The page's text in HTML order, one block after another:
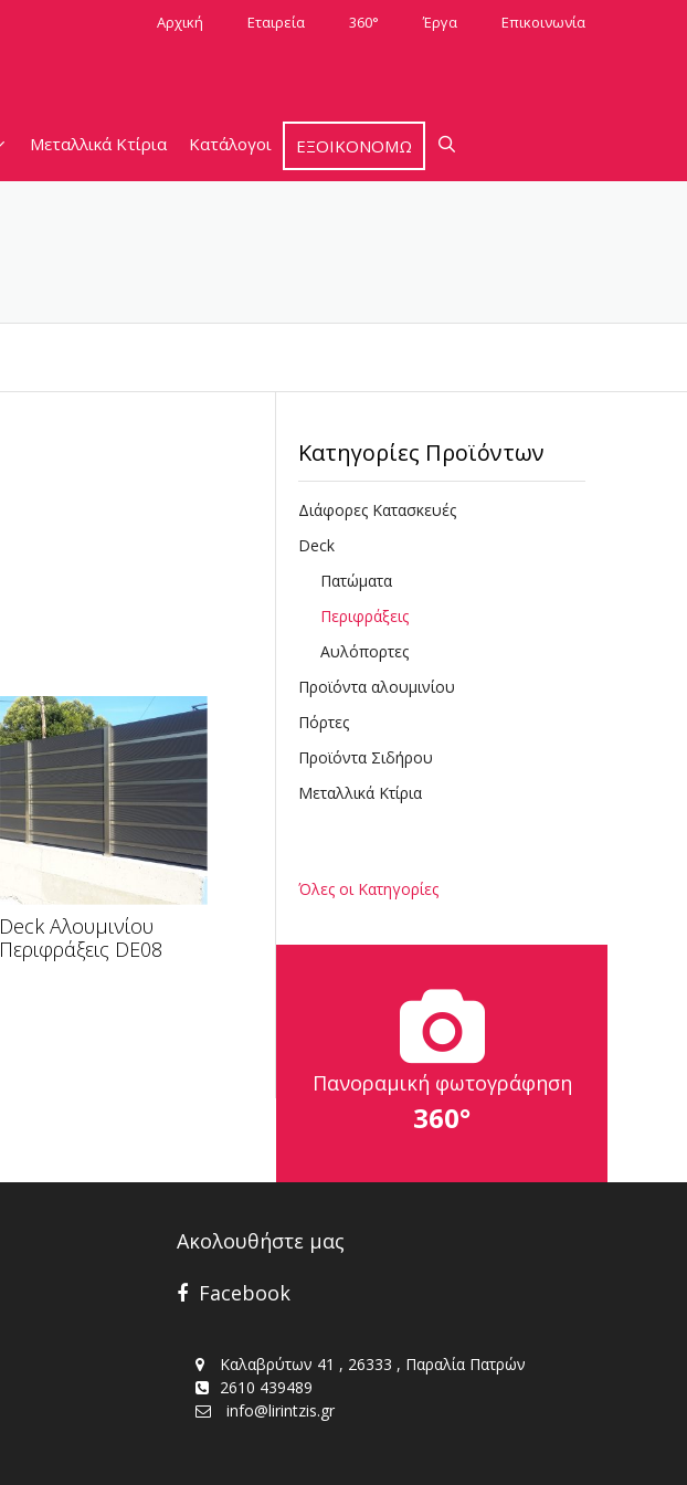
Αρχική Εταιρεία 360° Έργα Επικοινωνία
Μεταλλικά Κτίρια Κατάλογοι ΕΞΟΙΚΟΝΟΜΩ
Deck Αλουμινίου
Περιφράξεις DE08
Κατηγορίες Προϊόντων
Διάφορες Κατασκευές
Deck
Πατώματα
Περιφράξεις
Αυλόπορτες
Προϊόντα αλουμινίου
Πόρτες
Προϊόντα Σιδήρου
Μεταλλικά Κτίρια
Όλες οι Κατηγορίες
Πανοραμική φωτογράφηση
360°
Ακολουθήστε μας
Facebook
Καλαβρύτων 41 , 26333 , Παραλία Πατρών
2610 439489
info@lirintzis.gr